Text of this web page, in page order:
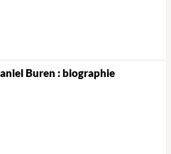
Buren : biographie